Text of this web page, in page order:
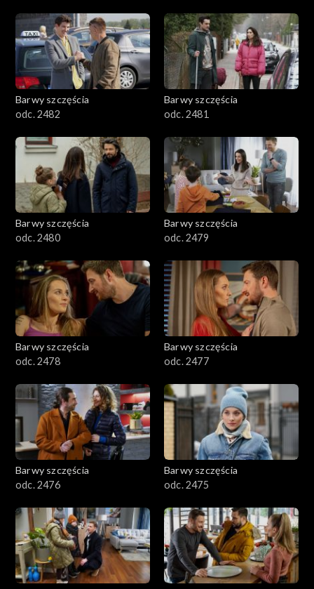
Barwy szczęścia
odc. 2482
Barwy szczęścia
odc. 2481
Barwy szczęścia
odc. 2480
Barwy szczęścia
odc. 2479
Barwy szczęścia
odc. 2478
Barwy szczęścia
odc. 2477
Barwy szczęścia
odc. 2476
Barwy szczęścia
odc. 2475